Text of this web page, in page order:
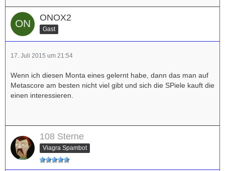
ONOX2
Gast
17. Juli 2015 um 21:54
Wenn ich diesen Monta eines gelernt habe, dann das man auf
Metascore am besten nicht viel gibt und sich die SPiele kauft die
einen interessieren.
108 Sterne
Viagra Spambot